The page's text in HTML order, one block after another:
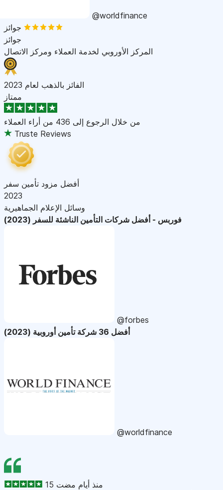
@worldfinance
جوائز
المركز الأوروبي لخدمة العملاء ومركز الاتصال
الفائز بالذهب لعام 2023
ممتاز
من خلال الرجوع إلى 436 من أراء العملاء
Truste Reviews
أفضل مزود تأمين سفر
2023
وسائل الإعلام الجماهيرية
فوربس - أفضل شركات التأمين الناشئة للسفر (2023)
@forbes
أفضل 36 شركة تأمين أوروبية (2023)
@worldfinance
15 منذ أيام مضت